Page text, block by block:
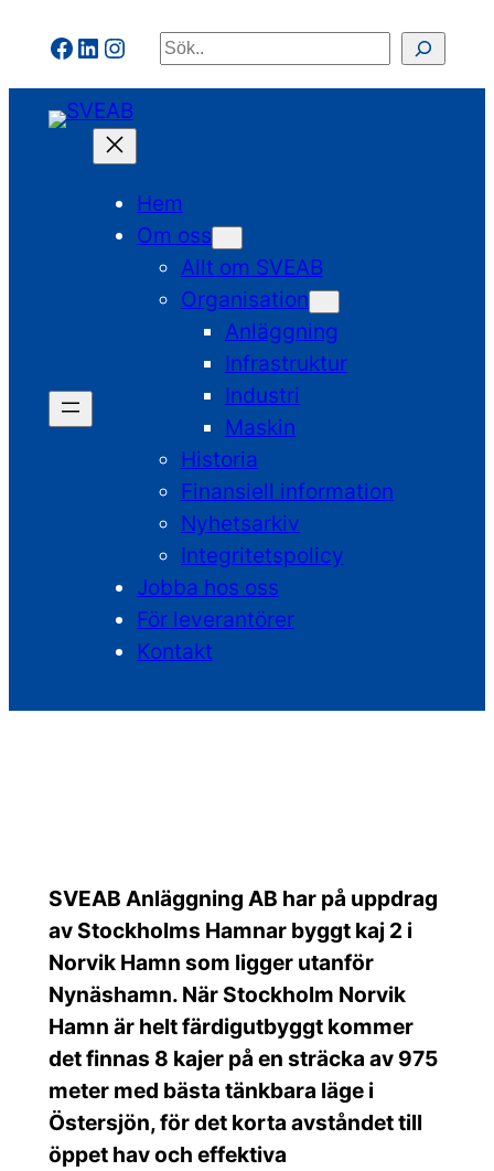
innehåll
Facebook
LinkedIn
Instagram
Sök
Hem
Om oss
Allt om SVEAB
Organisation
Anläggning
Infrastruktur
Industri
Maskin
Historia
Finansiell information
Nyhetsarkiv
Integritetspolicy
Jobba hos oss
För leverantörer
Kontakt
SVEAB Anläggning AB har på uppdrag
av Stockholms Hamnar byggt kaj 2 i
Norvik Hamn som ligger utanför
Nynäshamn. När Stockholm Norvik
Hamn är helt färdigutbyggt kommer
det finnas 8 kajer på en sträcka av 975
meter med bästa tänkbara läge i
Östersjön, för det korta avståndet till
öppet hav och effektiva